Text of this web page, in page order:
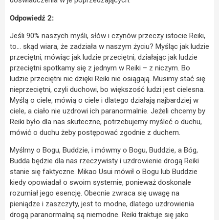
Odpowiedź 2:
Jeśli 90% naszych myśli, słów i czynów przeczy istocie Reiki,
to… skąd wiara, że zadziała w naszym życiu? Myśląc jak ludzie
przeciętni, mówiąc jak ludzie przeciętni, działając jak ludzie
przeciętni spotkamy się z jednym w Reiki – z niczym. Bo
ludzie przeciętni nic dzięki Reiki nie osiągają. Musimy stać się
nieprzeciętni, czyli duchowi, bo większość ludzi jest cielesna.
Myślą o ciele, mówią o ciele i dlatego działają najbardziej w
ciele, a ciało nie uzdrowi ich paranormalnie. Jeżeli chcemy by
Reiki było dla nas skuteczne, potrzebujemy myśleć o duchu,
mówić o duchu żeby postępować zgodnie z duchem.
Myślmy o Bogu, Buddzie, i mówmy o Bogu, Buddzie, a Bóg,
Budda będzie dla nas rzeczywisty i uzdrowienie drogą Reiki
stanie się faktyczne. Mikao Usui mówił o Bogu lub Buddzie
kiedy opowiadał o swoim systemie, ponieważ doskonale
rozumiał jego esencję. Obecnie zwraca się uwagę na
pieniądze i zaszczyty, jest to modne, dlatego uzdrowienia
drogą paranormalną są niemodne. Reiki traktuje się jako